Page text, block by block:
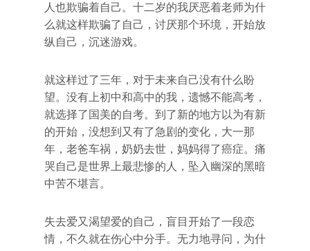
人也欺骗着自己。十二岁的我厌恶着老师为什
么就这样欺骗了自己，讨厌那个环境，开始放
纵自己，沉迷游戏。
就这样过了三年，对于未来自己没有什么盼
望。没有上初中和高中的我，遗憾不能高考，
就选择了国美的自考。到了新的地方以为有新
的开始，没想到又有了急剧的变化，大一那
年，老爸车祸，奶奶去世，妈妈得了癌症。痛
哭自己是世界上最悲惨的人，坠入幽深的黑暗
中苦不堪言。
失去爱又渴望爱的自己，盲目开始了一段恋
情，不久就在伤心中分手。无力地寻问，为什